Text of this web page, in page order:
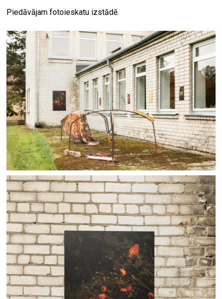
Piedāvājam fotoieskatu izstādē.